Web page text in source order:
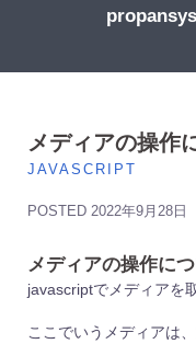
ン
メディアの操作
JAVASCRIPT
POSTED 2022年9月28日
メディアの操作に
javascriptでメディアを
ここでいうメディアは